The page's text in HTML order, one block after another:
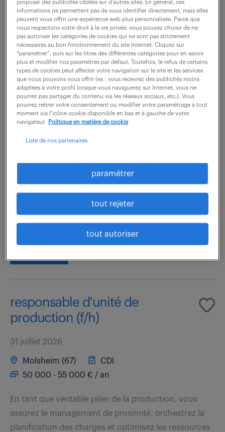
équipe de techniciens pour garantir...
voir l'offre
responsable methodes usinage -
capa (f/h)
Nous recherchons un Responsable Usinage H/F en
matières tendres. Poste en horaires de journée. Un
profil de type Ajusteur Mouliste avec une...
responsable d'unité de
production (f/h)
31 juillet 2026
Molsheim (67)
CDI
50 000 - 55 000 € / an
En tant que véritable pilier de la production, vous
assurez le management de proximité, orchestrez la
planification des charges et optimisez les ressources
proposer des publicités ciblées sur d’autres sites. En général, ces
informations ne permettent pas de vous identifier directement, mais elles
peuvent vous offrir une expérience web plus personnalisée. Parce que
nous respectons votre droit à la vie privée, vous pouvez choisir de ne
pas autoriser les catégories de cookies qui ne sont pas strictement
nécessaires au bon fonctionnement du site Internet. Cliquez sur
“paramétrer”, puis sur les titres des différentes catégories pour en savoir
plus et modifier nos paramètres par défaut. Toutefois, le refus de certains
types de cookies peut affecter votre navigation sur le site et les services
que nous pouvons vous offrir (ex : vous recevrez des publicités moins
adaptées à votre profil lorsque vous naviguerez sur Internet, vous ne
pourrez pas partager du contenu via les réseaux sociaux, etc.). Vous
pourrez retirer votre consentement ou modifier votre paramétrage à tout
moment via l’icône cookie disponible en bas et à gauche de votre
navigateur.
Politique en matière de cookie
Liste de nos partenaires
paramétrer
tout rejeter
tout autoriser